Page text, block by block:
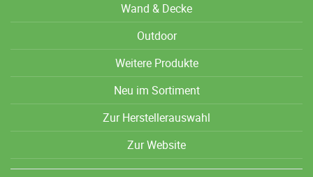
Wand & Decke
Outdoor
Weitere Produkte
Neu im Sortiment
Zur Herstellerauswahl
Zur Website